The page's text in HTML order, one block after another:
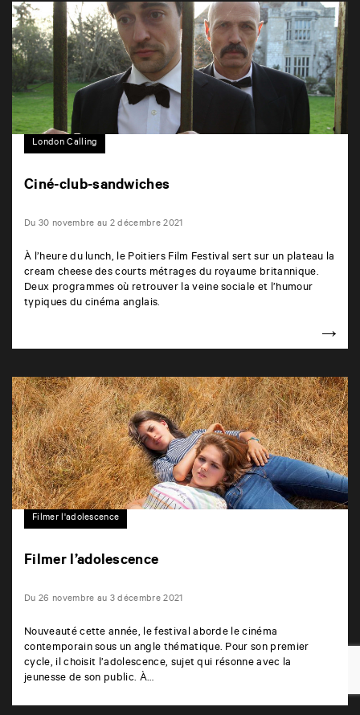
London Calling
Ciné-club-sandwiches
Du 30 novembre au 2 décembre 2021
À l’heure du lunch, le Poitiers Film Festival sert sur un plateau la
cream cheese des courts métrages du royaume britannique.
Deux programmes où retrouver la veine sociale et l’humour
typiques du cinéma anglais.
Filmer l'adolescence
Filmer l’adolescence
Du 26 novembre au 3 décembre 2021
Nouveauté cette année, le festival aborde le cinéma
contemporain sous un angle thématique. Pour son premier
cycle, il choisit l’adolescence, sujet qui résonne avec la
jeunesse de son public. À…